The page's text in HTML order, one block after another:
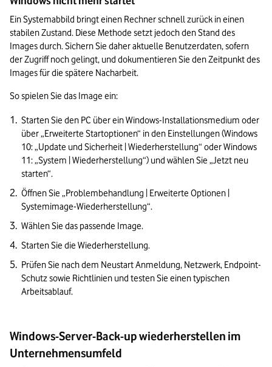
Ein Systemabbild bringt einen Rechner schnell zurück in einen
stabilen Zustand. Diese Methode setzt jedoch den Stand des
Images durch. Sichern Sie daher aktuelle Benutzerdaten, sofern
der Zugriff noch gelingt, und dokumentieren Sie den Zeitpunkt des
Images für die spätere Nacharbeit.
So spielen Sie das Image ein:
Starten Sie den PC über ein Windows-Installationsmedium oder
über „Erweiterte Startoptionen“ in den Einstellungen (Windows
10: „Update und Sicherheit | Wiederherstellung“ oder Windows
11: „System | Wiederherstellung“) und wählen Sie „Jetzt neu
starten“.
Öffnen Sie „Problembehandlung | Erweiterte Optionen |
Systemimage-Wiederherstellung“.
Wählen Sie das passende Image.
Starten Sie die Wiederherstellung.
Prüfen Sie nach dem Neustart Anmeldung, Netzwerk, Endpoint-
Schutz sowie Richtlinien und testen Sie einen typischen
Arbeitsablauf.
Windows-Server-Back-up wiederherstellen im
Unternehmensumfeld